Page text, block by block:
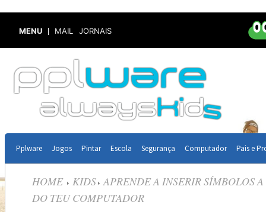
MENU MAIL JORNAIS
Pplware Jogos Pintar Escola Segurança Computador Pais e
HOME KIDS APRENDE A INSERIR SÍMBOLOS
DO TEU COMPUTADOR